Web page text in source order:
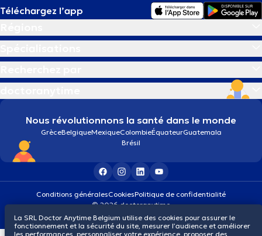
Téléchargez l’app
Nous révolutionnons la santé dans le monde
GrèceBelgiqueMexiqueColombieÉquateurGuatemala
Brésil
Conditions généralesCookiesPolitique de confidentialité
© 2026 doctoranytime
La SRL Doctor Anytime Belgium utilise des cookies pour assurer le
fonctionnement et la sécurité du site, mesurer l’audience et améliorer
les performances, personnaliser votre expérience, proposer des